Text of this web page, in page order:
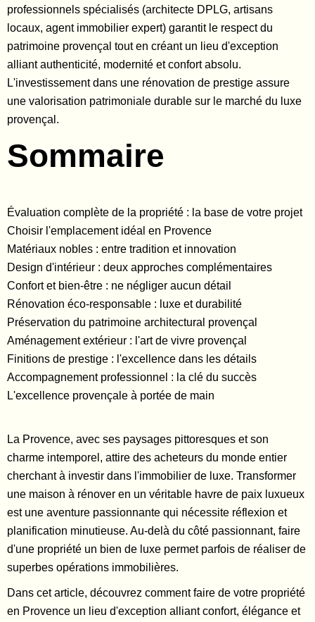
professionnels spécialisés (architecte DPLG, artisans
locaux, agent immobilier expert) garantit le respect du
patrimoine provençal tout en créant un lieu d'exception
alliant authenticité, modernité et confort absolu.
L'investissement dans une rénovation de prestige assure
une valorisation patrimoniale durable sur le marché du luxe
provençal.
Sommaire
Évaluation complète de la propriété : la base de votre projet
Choisir l'emplacement idéal en Provence
Matériaux nobles : entre tradition et innovation
Design d'intérieur : deux approches complémentaires
Confort et bien-être : ne négliger aucun détail
Rénovation éco-responsable : luxe et durabilité
Préservation du patrimoine architectural provençal
Aménagement extérieur : l'art de vivre provençal
Finitions de prestige : l'excellence dans les détails
Accompagnement professionnel : la clé du succès
L'excellence provençale à portée de main
La Provence, avec ses paysages pittoresques et son
charme intemporel, attire des acheteurs du monde entier
cherchant à investir dans l'immobilier de luxe. Transformer
une maison à rénover en un véritable havre de paix luxueux
est une aventure passionnante qui nécessite réflexion et
planification minutieuse. Au-delà du côté passionnant, faire
d'une propriété un bien de luxe permet parfois de réaliser de
superbes opérations immobilières.
Dans cet article, découvrez comment faire de votre propriété
en Provence un lieu d'exception alliant confort, élégance et